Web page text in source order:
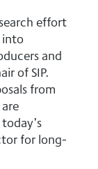
effort
into
and
of SIP.
from
for long-